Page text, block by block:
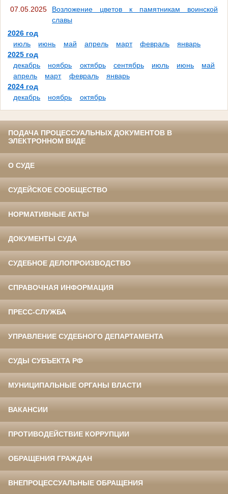
07.05.2025
Возложение цветов к памятникам воинской
славы
2026 год
июль
июнь май апрель март февраль
январь
2025 год
декабрь
ноябрь октябрь сентябрь июль июнь
май
апрель
март февраль
январь
2024 год
декабрь
ноябрь октябрь
ПОДАЧА ПРОЦЕССУАЛЬНЫХ ДОКУМЕНТОВ В
ЭЛЕКТРОННОМ ВИДЕ
О СУДЕ
СУДЕЙСКОЕ СООБЩЕСТВО
НОРМАТИВНЫЕ АКТЫ
ДОКУМЕНТЫ СУДА
СУДЕБНОЕ ДЕЛОПРОИЗВОДСТВО
СПРАВОЧНАЯ ИНФОРМАЦИЯ
ПРЕСС-СЛУЖБА
УПРАВЛЕНИЕ СУДЕБНОГО ДЕПАРТАМЕНТА
СУДЫ СУБЪЕКТА РФ
МУНИЦИПАЛЬНЫЕ ОРГАНЫ ВЛАСТИ
ВАКАНСИИ
ПРОТИВОДЕЙСТВИЕ КОРРУПЦИИ
ОБРАЩЕНИЯ ГРАЖДАН
ВНЕПРОЦЕССУАЛЬНЫЕ ОБРАЩЕНИЯ